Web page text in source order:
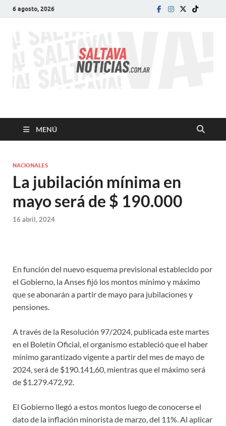
6 agosto, 2026
SALTA VA!
MENÚ
NACIONALES
La jubilación mínima en
mayo será de $ 190.000
16 abril, 2024
En función del nuevo esquema previsional establecido por
el Gobierno, la Anses fijó los montos mínimo y máximo
que se abonarán a partir de mayo para jubilaciones y
pensiones.
A través de la Resolución 97/2024, publicada este martes
en el Boletín Oficial, el organismo estableció que el haber
mínimo garantizado vigente a partir del mes de mayo de
2024, será de $190.141,60, mientras que el máximo será
de $1.279.472,92.
El Gobierno llegó a estos montos luego de conocerse el
dato de la inflación minorista de marzo, del 11%. Al aplicar